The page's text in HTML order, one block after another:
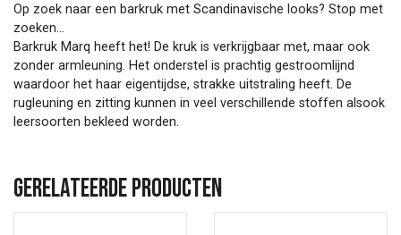
Op zoek naar een barkruk met Scandinavische looks? Stop met
zoeken...
Barkruk Marq heeft het! De kruk is verkrijgbaar met, maar ook
zonder armleuning. Het onderstel is prachtig gestroomlijnd
waardoor het haar eigentijdse, strakke uitstraling heeft. De
rugleuning en zitting kunnen in veel verschillende stoffen alsook
leersoorten bekleed worden.
Gerelateerde producten